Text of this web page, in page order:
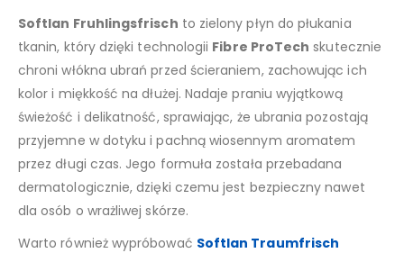
Softlan Fruhlingsfrisch to zielony płyn do płukania
tkanin, który dzięki technologii Fibre ProTech skutecznie
chroni włókna ubrań przed ścieraniem, zachowując ich
kolor i miękkość na dłużej. Nadaje praniu wyjątkową
świeżość i delikatność, sprawiając, że ubrania pozostają
przyjemne w dotyku i pachną wiosennym aromatem
przez długi czas. Jego formuła została przebadana
dermatologicznie, dzięki czemu jest bezpieczny nawet
dla osób o wrażliwej skórze.
Warto również wypróbować Softlan Traumfrisch